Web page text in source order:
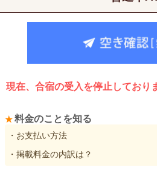
現在、合宿の受入を停止しており
料金のことを知る
・お支払い方法
・掲載料金の内訳は？